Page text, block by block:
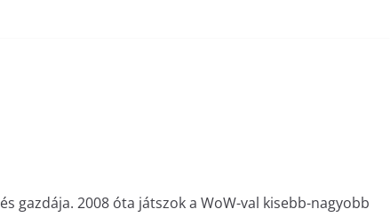
gazdája. 2008 óta játszok a WoW-val kisebb-nagyobb